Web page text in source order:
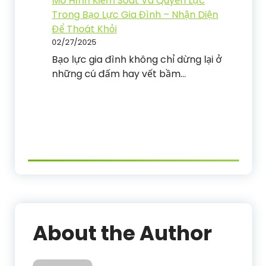
Trong Bạo Lực Gia Đình – Nhận Diện
Để Thoát Khỏi
02/27/2025
Bạo lực gia đình không chỉ dừng lại ở
những cú đấm hay vết bầm…
About the Author